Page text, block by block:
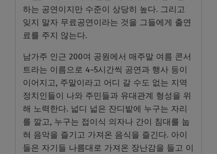
하는 공연이지만 수준이 상당히 높다. 그리고
잊지 말자 무료공연이라는 것을 그들에게 출연
료를 주지 않는다.
남가주 인근 200여 공원에서 매주말 여름 콘서
트라는 이름으로 4~5시간씩 공연과 행사 등이
이어지고, 주말이라고 어디 갈 수도 없는 지역
정치인들이 나와 주민들과 유대관계 형성을 위
해 노력한다. 넓디 넓은 잔디밭에 누구는 자리
를 깔고, 누구는 접이식 의자나 간이 침대를 눕
혀 음악을 즐기고 가져온 음식을 즐긴다. 아이
들은 자기들 나름대로 가져온 장난감을 들고 이